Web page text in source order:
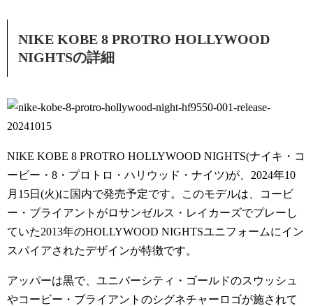
NIKE KOBE 8 PROTRO HOLLYWOOD
NIGHTSの詳細
NIKE KOBE 8 PROTRO HOLLYWOOD NIGHTS(ナイキ・コ
ービー・8・プロトロ・ハリウッド・ナイツ)が、2024年10
月15日(火)に国内で発売予定です。このモデルは、コービ
ー・ブライアントがロサンゼルス・レイカーズでプレーし
ていた2013年のHOLLYWOOD NIGHTSユニフォームにイン
スパイアされたデザインが特徴です。
アッパーは黒で、ユニバーシティ・ゴールドのスウッシュ
やコービー・ブライアントのシグネチャーロゴが施されて